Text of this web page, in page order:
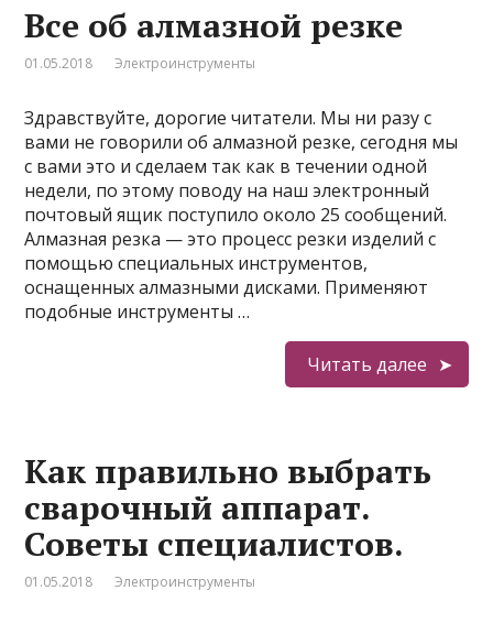
Все об алмазной резке
01.05.2018 Электроинструменты
Здравствуйте, дорогие читатели. Мы ни разу с
вами не говорили об алмазной резке, сегодня мы
с вами это и сделаем так как в течении одной
недели, по этому поводу на наш электронный
почтовый ящик поступило около 25 сообщений.
Алмазная резка — это процесс резки изделий с
помощью специальных инструментов,
оснащенных алмазными дисками. Применяют
подобные инструменты …
Читать далее
Как правильно выбрать
сварочный аппарат.
Советы специалистов.
01.05.2018 Электроинструменты